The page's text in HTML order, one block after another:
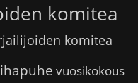
komitea
komitea
vuosikokous